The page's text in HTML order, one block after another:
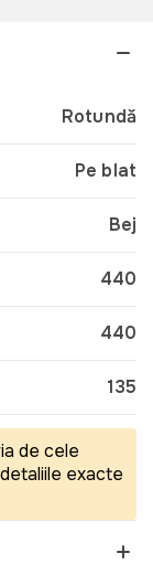
Rotundă
Pe blat
Bej
440
440
135
de cele
exacte